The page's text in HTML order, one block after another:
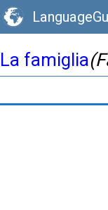
La famiglia